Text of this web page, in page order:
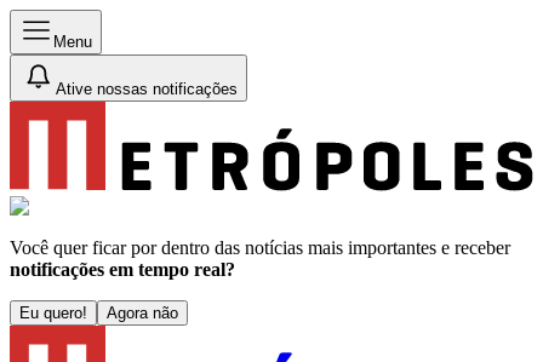
Menu
Ative nossas notificações
Você quer ficar por dentro das notícias mais importantes e receber
notificações em tempo real?
Eu quero! Agora não